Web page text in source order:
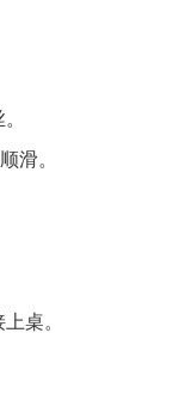
滑。
桌。